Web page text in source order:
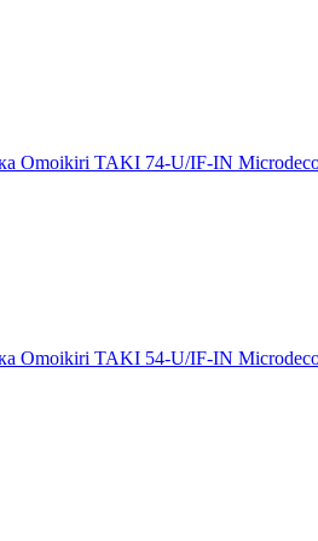
Omoikiri TAKI 74-U/IF-IN
Omoikiri TAKI 54-U/IF-IN